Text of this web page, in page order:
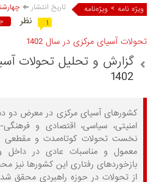
ویژه نامه > ویژه‌نامه تاریخ انتشار چهارشنبه ۵ ارديبهشت
۱
نظر
تحولات آسیای مرکزی در سال 1402
گزارش و تحلیل تحولات
1402
کشورهای آسیای مرکزی در معرض دو
امنیتی، سیاسی، اقتصادی و
نخست تحولات کوتاه‌مدت و مقطعی
معمول و مناسبات عادی در
بازخوردهای رفتاری این کشورها
از تحولات در حوزه راهبردی محقق